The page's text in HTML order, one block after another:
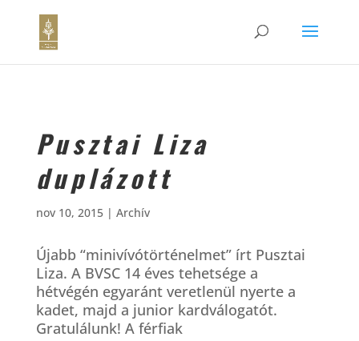
Pusztai Liza
duplázott
nov 10, 2015| Archív
Újabb “minivívótörténelmet” írt Pusztai
Liza. A BVSC 14 éves tehetsége a
hétvégén egyaránt veretlenül nyerte a
kadet, majd a junior kardválogatót.
Gratulálunk! A férfiak